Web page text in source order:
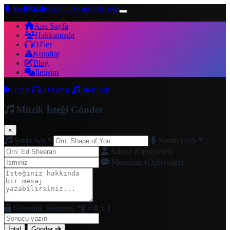
SesliBizdeMOBİL SOHBET SİTESİ
Ana Sayfa
Hakkımızda
DJ'ler
Kurallar
Blog
İletişim
Oynat
DJ Girişi İstek Yap
Müzik İsteği Gönder
×
Şarkı Adı * Sanatçı Adı *
Adınız (Opsiyonel)
Mesajınız (Opsiyonel)
Güvenlik Kontrolü *8 × 8 = ?